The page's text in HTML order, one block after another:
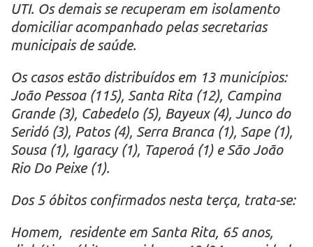
UTI. Os demais se recuperam em isolamento
domiciliar acompanhado pelas secretarias
municipais de saúde.
Os casos estão distribuídos em 13 municípios:
João Pessoa (115), Santa Rita (12), Campina
Grande (3), Cabedelo (5), Bayeux (4), Junco do
Seridó (3), Patos (4), Serra Branca (1), Sape (1),
Sousa (1), Igaracy (1), Taperoá (1) e São João
Rio Do Peixe (1).
Dos 5 óbitos confirmados nesta terça, trata-se:
Homem, residente em Santa Rita, 65 anos,